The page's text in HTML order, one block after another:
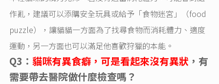
作亂，建議可以添購安全玩具或給予「食物迷宮」（food
puzzle），讓貓貓一方面為了找尋食物而消耗體力、適度
運動，另一方面也可以滿足他喜歡狩獵的本能。
Q3：貓咪有異食癖，可是看起來沒有異狀 ，有
需要帶去醫院做什麼檢查嗎？